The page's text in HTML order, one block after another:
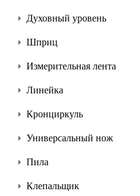
Духовный уровень
Шприц
Измерительная лента
Линейка
Кронциркуль
Универсальный нож
Пила
Клепальщик